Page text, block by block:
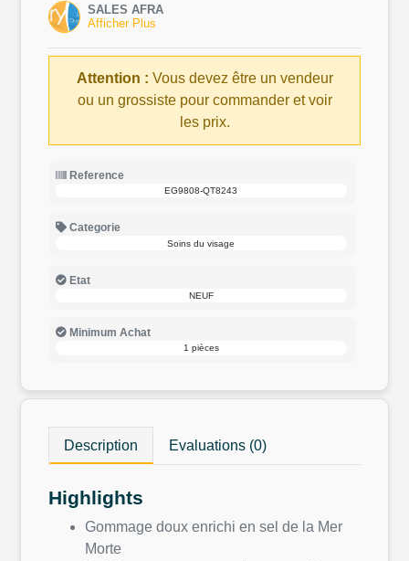
SALES AFRA
Afficher Plus
Attention : Vous devez être un vendeur
ou un grossiste pour commander et voir
les prix.
Reference
EG9808-QT8243
Categorie
Soins du visage
Etat
NEUF
Minimum Achat
1 pièces
Description Evaluations (0)
Highlights
Gommage doux enrichi en sel de la Mer
Morte